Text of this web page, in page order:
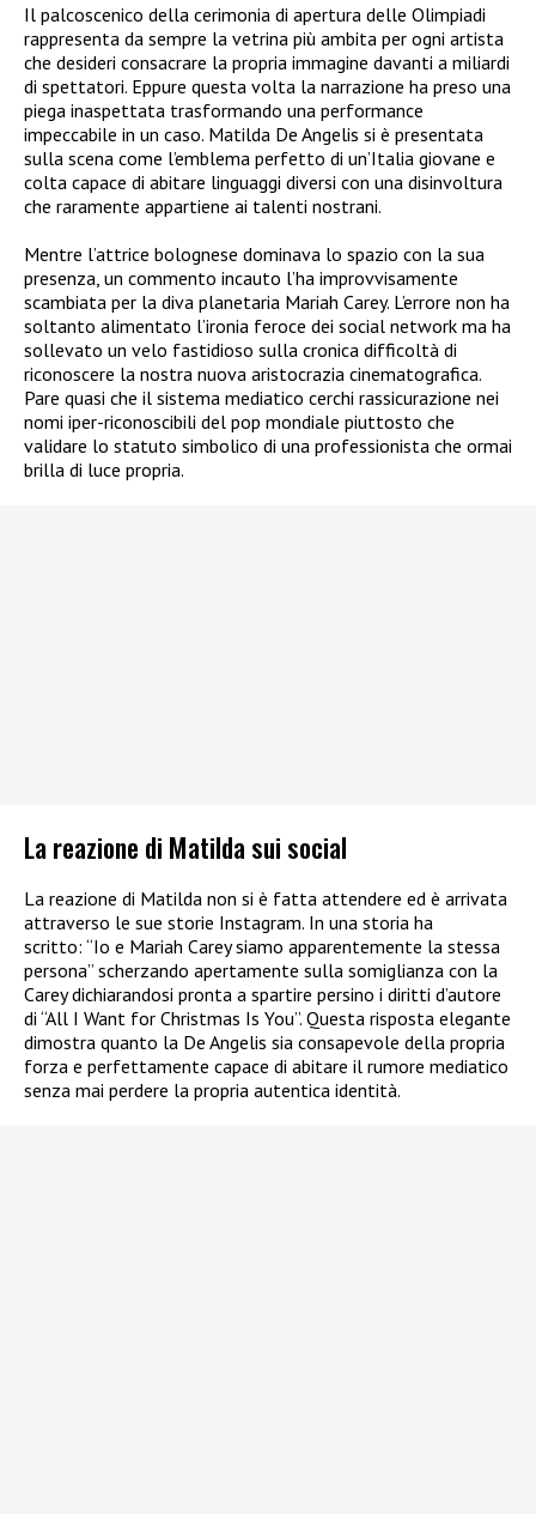
Il palcoscenico della cerimonia di apertura delle Olimpiadi
rappresenta da sempre la vetrina più ambita per ogni artista
che desideri consacrare la propria immagine davanti a miliardi
di spettatori. Eppure questa volta la narrazione ha preso una
piega inaspettata trasformando una performance
impeccabile in un caso. Matilda De Angelis si è presentata
sulla scena come l’emblema perfetto di un’Italia giovane e
colta capace di abitare linguaggi diversi con una disinvoltura
che raramente appartiene ai talenti nostrani.
Mentre l’attrice bolognese dominava lo spazio con la sua
presenza, un commento incauto l’ha improvvisamente
scambiata per la diva planetaria Mariah Carey. L’errore non ha
soltanto alimentato l’ironia feroce dei social network ma ha
sollevato un velo fastidioso sulla cronica difficoltà di
riconoscere la nostra nuova aristocrazia cinematografica.
Pare quasi che il sistema mediatico cerchi rassicurazione nei
nomi iper-riconoscibili del pop mondiale piuttosto che
validare lo statuto simbolico di una professionista che ormai
brilla di luce propria.
La reazione di Matilda sui social
La reazione di Matilda non si è fatta attendere ed è arrivata
attraverso le sue storie Instagram. In una storia ha
scritto: “Io e Mariah Carey siamo apparentemente la stessa
persona” scherzando apertamente sulla somiglianza con la
Carey dichiarandosi pronta a spartire persino i diritti d’autore
di “All I Want for Christmas Is You”. Questa risposta elegante
dimostra quanto la De Angelis sia consapevole della propria
forza e perfettamente capace di abitare il rumore mediatico
senza mai perdere la propria autentica identità.